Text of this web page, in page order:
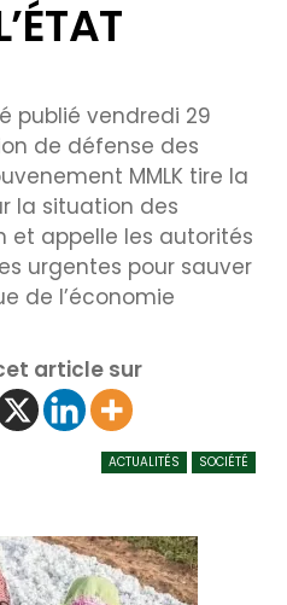
publié vendredi 29
de défense des
MMLK tire la
la situation des
et appelle les autorités
urgentes pour sauver
de l’économie
article sur
ACTUALITÉS SOCIÉTÉ